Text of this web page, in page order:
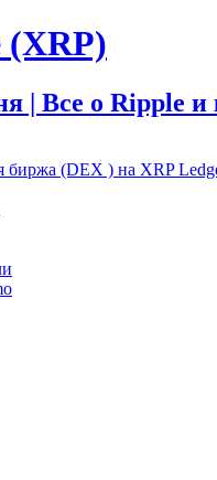
(XRP)
| Все о Ripple
биржа (DEX ) на XRP